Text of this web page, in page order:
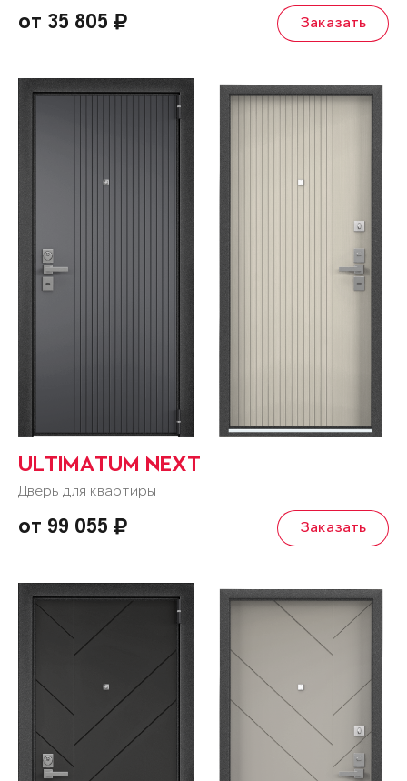
от 35 805 Заказать
ULTIMATUM NEXT
Дверь для квартиры
от 99 055 Заказать